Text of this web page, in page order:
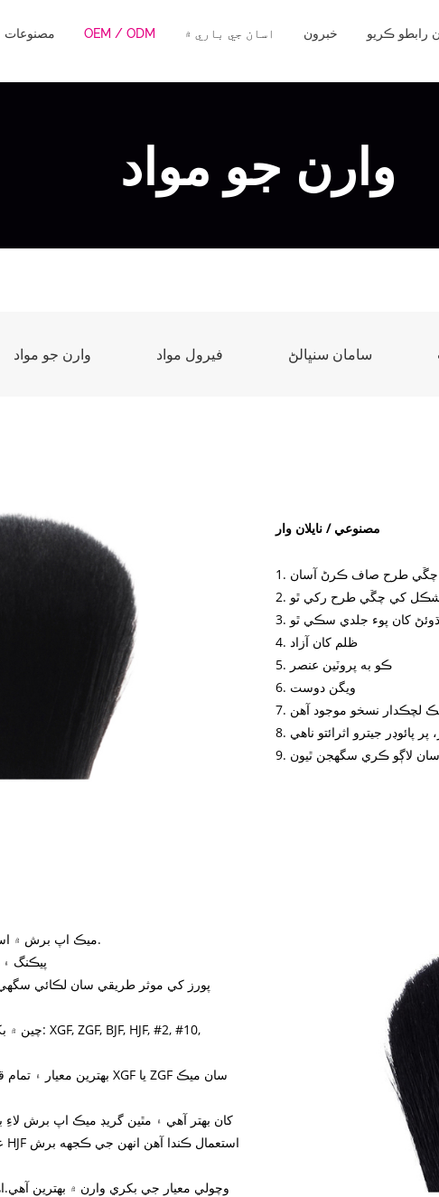
مصنوعات OEM / ODM اسان جي باري ۾ خبرون رابطو ڪريو
وارن جو مواد
وارن جو مواد فيرول مواد سامان سنڀالڻ
مصنوعي / نايلان وار
1. چڱي طرح صاف ڪرڻ آسان
3. ڌوئڻ کان پوء جلدي سڪي ٿو
4. ظلم کان آزاد
5. ڪو به پروٽين عنصر
6. ويگن دوست
لچڪدار نسخو موجود آهن
پر پائوڊر جيترو اثرائتو ناهي
سان لاڳو ڪري سگھجن ٿيون
1. ميڪ اپ برش ۾ استعمال ٿيل سڀ کان وڌيڪ عام قسم.
2. پيڪنگ